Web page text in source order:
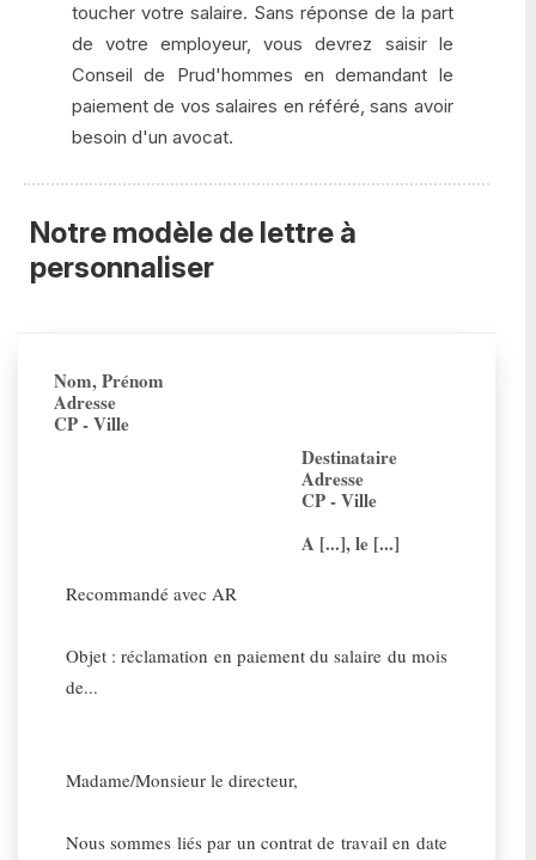
toucher votre salaire. Sans réponse de la part
de votre employeur, vous devrez saisir le
Conseil de Prud'hommes en demandant le
paiement de vos salaires en référé, sans avoir
besoin d'un avocat.
Notre modèle de lettre à
personnaliser
Nom, Prénom
Adresse
CP - Ville
Destinataire
Adresse
CP - Ville
A [...], le [...]
Recommandé avec AR
Objet : réclamation en paiement du salaire du mois
de...
Madame/Monsieur le directeur,
Nous sommes liés par un contrat de travail en date